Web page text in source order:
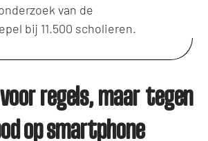
van de
bij 11.500 scholieren.
regels, maar tegen
op smartphone